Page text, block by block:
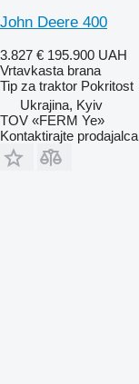
John Deere 400
3.827 € 195.900 UAH
Vrtavkasta brana
Tip za traktor Pokritost
Ukrajina, Kyiv
TOV «FERM Ye»
Kontaktirajte prodajalca